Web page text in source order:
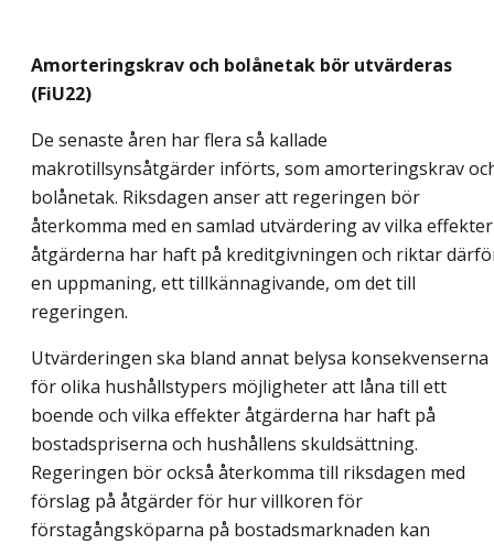
Amorteringskrav och bolånetak bör utvärderas
(FiU22)
De senaste åren har flera så kallade
makrotillsynsåtgärder införts, som amorteringskrav
bolånetak. Riksdagen anser att regeringen bör
återkomma med en samlad utvärdering av vilka effekter
åtgärderna har haft på kreditgivningen och riktar
en uppmaning, ett tillkännagivande, om det till
regeringen.
Utvärderingen ska bland annat belysa konsekvenserna
för olika hushållstypers möjligheter att låna till ett
boende och vilka effekter åtgärderna har haft på
bostadspriserna och hushållens skuldsättning.
Regeringen bör också återkomma till riksdagen med
förslag på åtgärder för hur villkoren för
förstagångsköparna på bostadsmarknaden kan